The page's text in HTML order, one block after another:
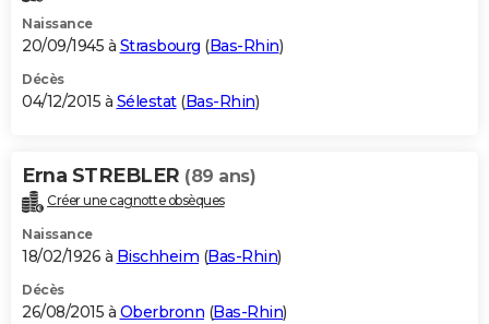
Naissance
20/09/1945 à Strasbourg (Bas-Rhin)
Décès
04/12/2015 à Sélestat(Bas-Rhin)
Erna STREBLER (89 ans)
Créer une cagnotte obsèques
Naissance
18/02/1926 à Bischheim (Bas-Rhin)
Décès
26/08/2015 à Oberbronn (Bas-Rhin)